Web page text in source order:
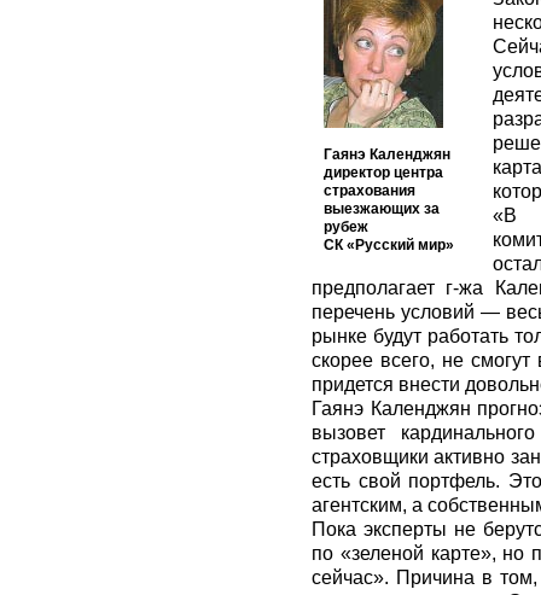
Гаянэ Календжян
директор центра
страхования
выезжающих за
рубеж
СК «Русский мир»
«В
предполагает г-жа
перечень условий —
рынке будут работать
скорее всего, не
придется внести
Гаянэ Календжян
вызовет
страховщики активно
есть свой портфель.
агентским, а
Пока эксперты не
по «зеленой карте», но
сейчас». Причина в том,